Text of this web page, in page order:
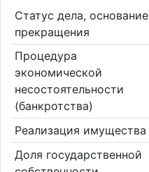
Статус дела, основание
прекращения
Процедура
экономической
несостоятельности
(банкротства)
Реализация имущества
Доля государственной